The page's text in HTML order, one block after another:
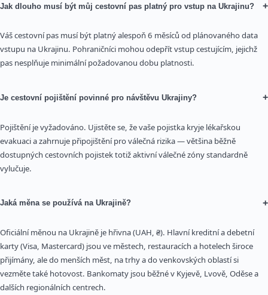
Jak dlouho musí být můj cestovní pas platný pro vstup na Ukrajinu? +
Váš cestovní pas musí být platný alespoň 6 měsíců od plánovaného data
vstupu na Ukrajinu. Pohraničníci mohou odepřít vstup cestujícím, jejichž
pas nesplňuje minimální požadovanou dobu platnosti.
Je cestovní pojištění povinné pro návštěvu Ukrajiny? +
Pojištění je vyžadováno. Ujistěte se, že vaše pojistka kryje lékařskou
evakuaci a zahrnuje připojištění pro válečná rizika — většina běžně
dostupných cestovních pojistek totiž aktivní válečné zóny standardně
vylučuje.
Jaká měna se používá na Ukrajině? +
Oficiální měnou na Ukrajině je hřivna (UAH, ₴). Hlavní kreditní a debetní
karty (Visa, Mastercard) jsou ve městech, restauracích a hotelech široce
přijímány, ale do menších měst, na trhy a do venkovských oblastí si
vezměte také hotovost. Bankomaty jsou běžné v Kyjevě, Lvově, Oděse a
dalších regionálních centrech.